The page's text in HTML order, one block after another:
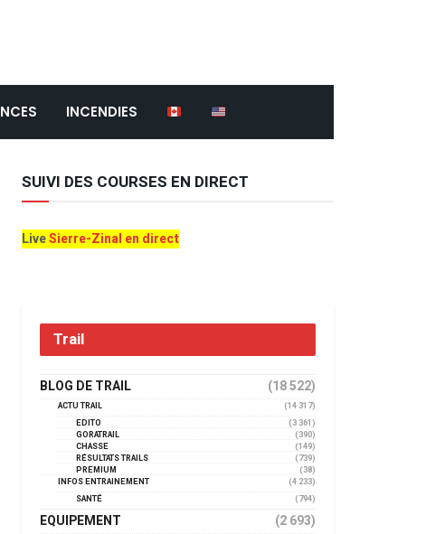
INCENDIES
SUIVI DES COURSES EN DIRECT
LiveSierre-Zinal en direct
Trail
BLOG DE TRAIL (18 522)
ACTU TRAIL
(14 317)
EDITO
(3 361)
GORATRAIL
(390)
CHASSE
(149)
RÉSULTATS TRAILS
(739)
PREMIUM
(38)
INFOS ENTRAINEMENT
(4 233)
SANTÉ
(794)
EQUIPEMENT (2 693)